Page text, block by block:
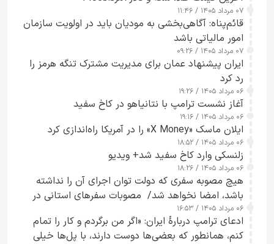
۰۷ مرداد ۱۴۰۵ / ۱۱:۴۶
قائم‌پناه: آگاهی‌بخشی به مودیان باید در اولویت سازمان
امور مالیاتی باشد
۰۷ مرداد ۱۴۰۵ / ۰۹:۲۶
ایران پیشنهاد عمان برای مدیریت مشترک تنگه هرمز را
رد کرد
۰۶ مرداد ۱۴۰۵ / ۱۹:۲۶
آغاز نشست ترامپ با نتانیاهو در کاخ سفید
۰۶ مرداد ۱۴۰۵ / ۱۹:۱۶
ایلان ماسک «X Money» را در آمریکا راه‌اندازی کرد
۰۶ مرداد ۱۴۰۵ / ۱۸:۵۲
زلنسکی وارد کاخ سفید شد+ ویدیو
۰۶ مرداد ۱۴۰۵ / ۱۸:۲۶
هیچ مصوبه سفری که دولت توان اجرای آن را نداشته
باشد، امضا نخواهد شد/ مصوبات سفرهای استانی در
چارچوب قانون بودجه است+ عکس
۰۶ مرداد ۱۴۰۵ / ۱۶:۵۳
ادعای ترامپ دربارهٔ ایران: «اگر من برگردم و کار را تمام
کنم، همانطور که بعضی‌ها دوست دارند، با پل‌ها خیلی